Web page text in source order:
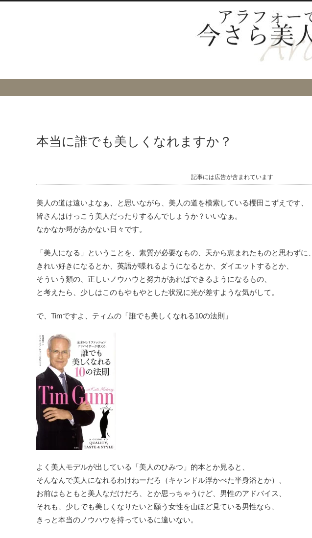
本当に誰でも美しくなれますか？
記事には広告が含まれています
美人の道は遠いよなぁ、と思いながら、美人の道を模索している櫻田こずえです、
皆さんはけっこう美人だったりするんでしょうか？いいなぁ。
なかなか埒があかない日々です。
「美人になる」ということを、素質が必要なもの、天から恵まれたものと思わずに、
きれい好きになるとか、英語が喋れるようになるとか、ダイエットするとか、
そういう類の、正しいノウハウと努力があればできるようになるもの、
と考えたら、少しはこのもやもやとした状況に光が差すような気がして。
で、Timですよ、ティムの「誰でも美しくなれる10の法則」
よく美人モデルが出している「美人のひみつ」的本とか見ると、
そんなんで美人になれるわけねーだろ（キャンドル浮かべた半身浴とか）、
お前はもともと美人なだけだろ、とか思っちゃうけど、男性のアドバイス、
それも、少しでも美しくなりたいと願う女性を山ほど見ている男性なら、
きっと本当のノウハウを持っているに違いない。